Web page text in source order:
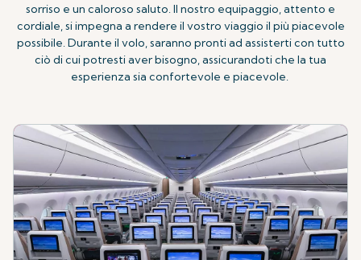
sorriso e un caloroso saluto. Il nostro equipaggio, attento e
cordiale, si impegna a rendere il vostro viaggio il più piacevole
possibile. Durante il volo, saranno pronti ad assisterti con tutto
ciò di cui potresti aver bisogno, assicurandoti che la tua
esperienza sia confortevole e piacevole.